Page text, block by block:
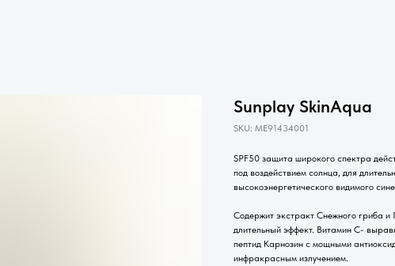
Sunplay SkinAqua
SKU: ME91434001
SPF50 защита широкого спектра
под воздействием солнца, для
высокоэнергетического видимого
Cодержит экстракт Снежного гриба и
длительный эффект. Витамин С-
пептид Карнозин с мощными
инфракрасным излучением.